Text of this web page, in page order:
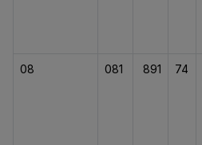
08 081 891 74